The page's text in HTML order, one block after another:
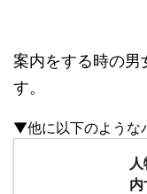
案内をする時の
す。
▼他に以下のような